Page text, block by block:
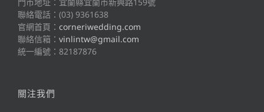
聯絡電話：(03) 9361638
官網首頁： corneriwedding.com
聯絡信箱： vinlintw@gmail.com
統一編號：82187876
關注我們